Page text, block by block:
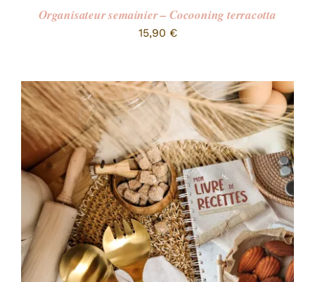
Organisateur semainier – Cocooning terracotta
15,90 €